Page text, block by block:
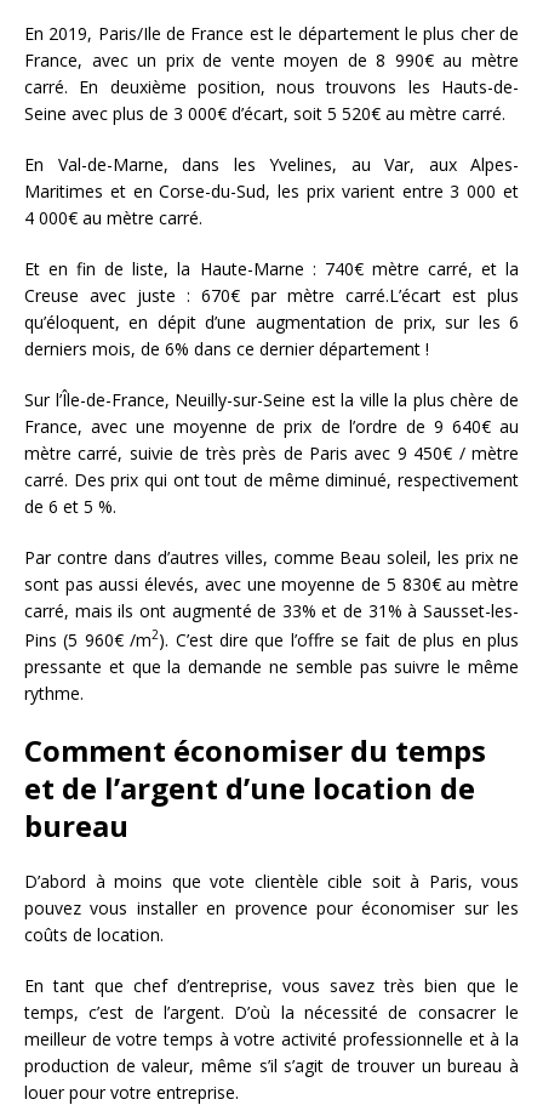
En 2019, Paris/Ile de France est le département le plus cher de
France, avec un prix de vente moyen de 8 990€ au mètre
carré. En deuxième position, nous trouvons les Hauts-de-
Seine avec plus de 3 000€ d’écart, soit 5 520€ au mètre carré.
En Val-de-Marne, dans les Yvelines, au Var, aux Alpes-
Maritimes et en Corse-du-Sud, les prix varient entre 3 000 et
4 000€ au mètre carré.
Et en fin de liste, la Haute-Marne : 740€ mètre carré, et la
Creuse avec juste : 670€ par mètre carré.L’écart est plus
qu’éloquent, en dépit d’une augmentation de prix, sur les 6
derniers mois, de 6% dans ce dernier département !
Sur l’Île-de-France, Neuilly-sur-Seine est la ville la plus chère de
France, avec une moyenne de prix de l’ordre de 9 640€ au
mètre carré, suivie de très près de Paris avec 9 450€ / mètre
carré. Des prix qui ont tout de même diminué, respectivement
de 6 et 5 %.
Par contre dans d’autres villes, comme Beau soleil, les prix ne
sont pas aussi élevés, avec une moyenne de 5 830€ au mètre
carré, mais ils ont augmenté de 33% et de 31% à Sausset-les-
Pins (5 960€ /m2). C’est dire que l’offre se fait de plus en plus
pressante et que la demande ne semble pas suivre le même
rythme.
Comment économiser du temps
et de l’argent d’une location de
bureau
D’abord à moins que vote clientèle cible soit à Paris, vous
pouvez vous installer en provence pour économiser sur les
coûts de location.
En tant que chef d’entreprise, vous savez très bien que le
temps, c’est de l’argent. D’où la nécessité de consacrer le
meilleur de votre temps à votre activité professionnelle et à la
production de valeur, même s’il s’agit de trouver un bureau à
louer pour votre entreprise.